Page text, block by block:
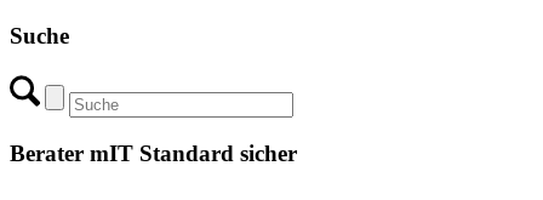
Suche
Berater mIT Standard sicher